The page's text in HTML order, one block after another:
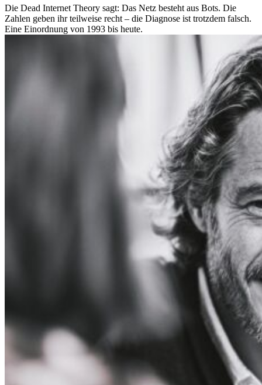
Die Dead Internet Theory sagt: Das Netz besteht aus Bots. Die
Zahlen geben ihr teilweise recht – die Diagnose ist trotzdem falsch.
Eine Einordnung von 1993 bis heute.